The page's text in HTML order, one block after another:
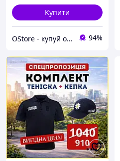
Купити
OStore - купуй онлайн! 94%